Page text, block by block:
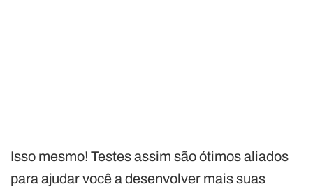
Isso mesmo! Testes assim são ótimos aliados
para ajudar você a desenvolver mais suas